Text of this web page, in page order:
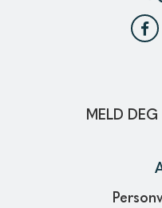
MELD DEG